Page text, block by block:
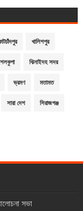
খালিশপুর
ঝিনাইদহ সদর
ভ্রমণ মতামত
সারা দেশ সিরাজগঞ্জ
সভা